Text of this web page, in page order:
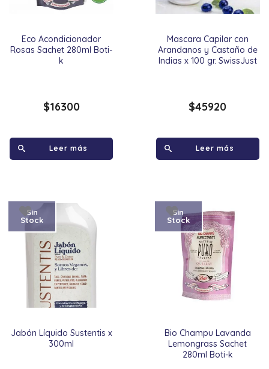
Eco Acondicionador
Rosas Sachet 280ml Boti-
k
$16300
Leer más
Mascara Capilar con
Arandanos y Castaño de
Indias x 100 gr. SwissJust
$45920
Leer más
Jabón Líquido Sustentis x
300ml
Sin
Stock
Bio Champu Lavanda
Lemongrass Sachet
280ml Boti-k
Sin
Stock